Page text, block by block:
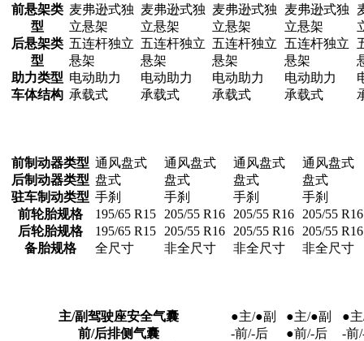
前悬架类
型
麦弗逊式独
立悬架
麦弗逊式独
立悬架
麦弗逊式独
立悬架
麦弗逊式独
立悬架
后悬架类
型
五连杆独立
悬架
五连杆独立
悬架
五连杆独立
悬架
五连杆独立
悬架
助力类型 电动助力 电动助力 电动助力 电动助力
车体结构 承载式 承载式 承载式 承载式
前制动器类型 通风盘式 通风盘式 通风盘式
通风盘式
后制动器类型 盘式 盘式 盘式
盘式
驻车制动类型 手刹 手刹 手刹
手刹
前轮胎规格
195/65 R15 205/55 R16 205/55 R16
205/55 R16
后轮胎规格
195/65 R15 205/55 R16 205/55 R16
205/55 R16
备胎规格
全尺寸 非全尺寸 非全尺寸 非全尺寸
主/副驾驶座安全气囊 ●主/●副 ●主/●副
●
前/后排侧气囊
-前/-后 ●前/-后
-前